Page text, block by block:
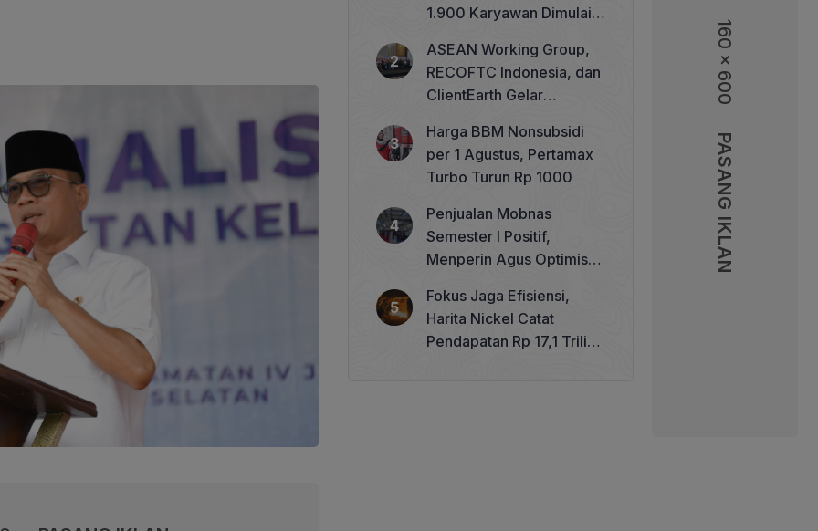
160 x 600
PASANG IKLAN
1.900 Karyawan Dimulai 5
ASEAN Working Group,
RECOFTC Indonesia, dan
ClientEarth Gelar
Memperkuat Tata Kelola
Perhutanan Sosial
Harga BBM Nonsubsidi
per 1 Agustus, Pertamax
Turbo Turun Rp 1000
Penjualan Mobnas
Semester I Positif,
Menperin Agus Optimistis
Fokus Jaga Efisiensi,
Harita Nickel Catat
Pendapatan Rp 17,1 Triliun